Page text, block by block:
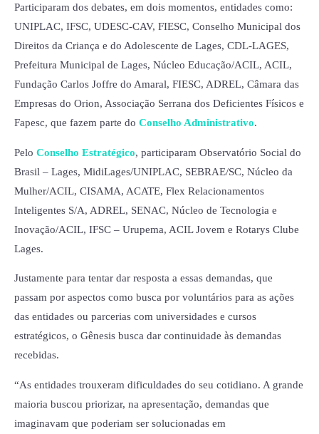
Participaram dos debates, em dois momentos, entidades como:
UNIPLAC, IFSC, UDESC-CAV, FIESC, Conselho Municipal dos
Direitos da Criança e do Adolescente de Lages, CDL-LAGES,
Prefeitura Municipal de Lages, Núcleo Educação/ACIL, ACIL,
Fundação Carlos Joffre do Amaral, FIESC, ADREL, Câmara das
Empresas do Orion, Associação Serrana dos Deficientes Físicos e
Fapesc, que fazem parte do Conselho Administrativo.
Pelo Conselho Estratégico, participaram Observatório Social do
Brasil – Lages, MidiLages/UNIPLAC, SEBRAE/SC, Núcleo da
Mulher/ACIL, CISAMA, ACATE, Flex Relacionamentos
Inteligentes S/A, ADREL, SENAC, Núcleo de Tecnologia e
Inovação/ACIL, IFSC – Urupema, ACIL Jovem e Rotarys Clube
Lages.
Justamente para tentar dar resposta a essas demandas, que
passam por aspectos como busca por voluntários para as ações
das entidades ou parcerias com universidades e cursos
estratégicos, o Gênesis busca dar continuidade às demandas
recebidas.
“As entidades trouxeram dificuldades do seu cotidiano. A grande
maioria buscou priorizar, na apresentação, demandas que
imaginavam que poderiam ser solucionadas em